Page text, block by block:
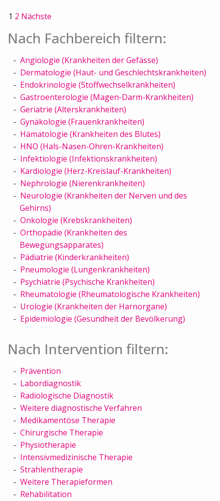
1 2 Nächste
Nach Fachbereich filtern:
Angiologie (Krankheiten der Gefässe)
Dermatologie (Haut- und Geschlechtskrankheiten)
Endokrinologie (Stoffwechselkrankheiten)
Gastroenterologie (Magen-Darm-Krankheiten)
Geriatrie (Alterskrankheiten)
Gynäkologie (Frauenkrankheiten)
Hämatologie (Krankheiten des Blutes)
HNO (Hals-Nasen-Ohren-Krankheiten)
Infektiologie (Infektionskrankheiten)
Kardiologie (Herz-Kreislauf-Krankheiten)
Nephrologie (Nierenkrankheiten)
Neurologie (Krankheiten der Nerven und des
Gehirns)
Onkologie (Krebskrankheiten)
Orthopädie (Krankheiten des
Bewegungsapparates)
Pädiatrie (Kinderkrankheiten)
Pneumologie (Lungenkrankheiten)
Psychiatrie (Psychische Krankheiten)
Rheumatologie (Rheumatologische Krankheiten)
Urologie (Krankheiten der Harnorgane)
Epidemiologie (Gesundheit der Bevölkerung)
Nach Intervention filtern:
Prävention
Labordiagnostik
Radiologische Diagnostik
Weitere diagnostische Verfahren
Medikamentöse Therapie
Chirurgische Therapie
Physiotherapie
Intensivmedizinische Therapie
Strahlentherapie
Weitere Therapieformen
Rehabilitation